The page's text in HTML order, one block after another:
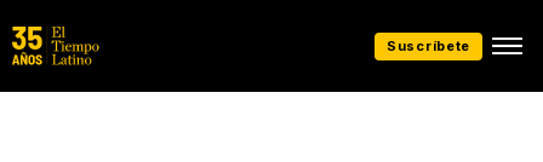
Suscríbete